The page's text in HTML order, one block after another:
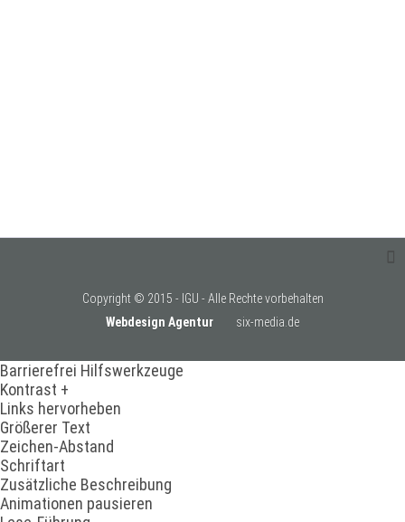
Copyright © 2015 - IGU - Alle Rechte vorbehalten
Webdesign Agentur
six-media.de
Barrierefrei Hilfswerkzeuge
Kontrast +
Links hervorheben
Größerer Text
Zeichen-Abstand
Schriftart
Zusätzliche Beschreibung
Animationen pausieren